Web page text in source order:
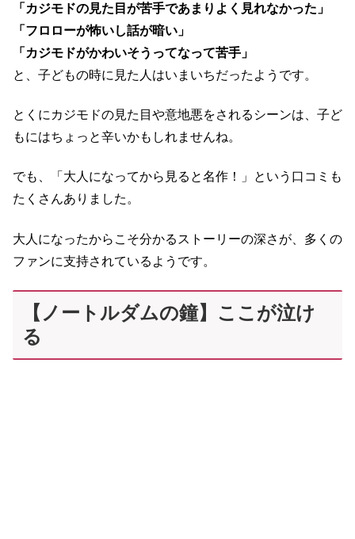
「カジモドの見た目が苦手であまりよく見れなかった」
「フロローが怖いし話が暗い」
「カジモドがかわいそうってなって苦手」
と、子どもの時に見た人はいまいちだったようです。
とくにカジモドの見た目や意地悪をされるシーンは、子ど
もにはちょっと辛いかもしれませんね。
でも、「大人になってから見ると名作！」という口コミも
たくさんありました。
大人になったからこそ分かるストーリーの深さが、多くの
ファンに支持されているようです。
【ノートルダムの鐘】ここが泣け
る